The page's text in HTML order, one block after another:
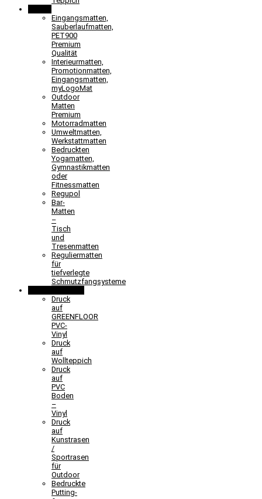
Eingangsmatten,
Sauberlaufmatten,
PET900
Premium
Qualität
Interieurmatten,
Promotionmatten,
Eingangsmatten,
myLogoMat
Outdoor
Matten
Premium
Motorradmatten
Umweltmatten,
Werkstattmatten
Bedruckten
Yogamatten,
Gymnastikmatten
oder
Fitnessmatten
Regupol
Bar-
Matten
–
Tisch
und
Tresenmatten
Reguliermatten
für
tiefverlegte
Schmutzfangsysteme
Druck
auf
GREENFLOOR
PVC-
Vinyl
Druck
auf
Wollteppich
Druck
auf
PVC
Boden
–
Vinyl
Druck
auf
Kunstrasen
/
Sportrasen
für
Outdoor
Bedruckte
Putting-